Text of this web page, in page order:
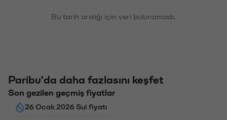
Bu tarih aralığı için veri bulunamadı.
Paribu'da daha fazlasını keşfet
Son gezilen geçmiş fiyatlar
26 Ocak 2026 Sui fiyatı